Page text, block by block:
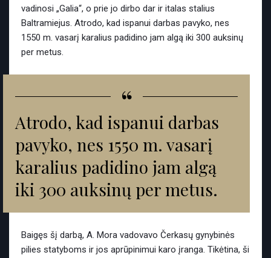
vadinosi „Galia“, o prie jo dirbo dar ir italas stalius
Baltramiejus. Atrodo, kad ispanui darbas pavyko, nes
1550 m. vasarį karalius padidino jam algą iki 300 auksinų
per metus.
“
Atrodo, kad ispanui darbas
pavyko, nes 1550 m. vasarį
karalius padidino jam algą
iki 300 auksinų per metus.
Baigęs šį darbą, A. Mora vadovavo Čerkasų gynybinės
pilies statyboms ir jos aprūpinimui karo įranga. Tikėtina, ši